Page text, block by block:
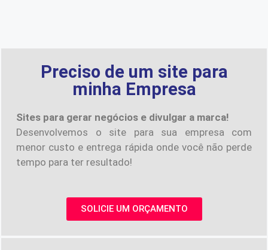
Preciso de um site para
minha Empresa
Sites para gerar negócios e divulgar a marca!
Desenvolvemos o site para sua empresa com
menor custo e entrega rápida onde você não perde
tempo para ter resultado!
SOLICIE UM ORÇAMENTO